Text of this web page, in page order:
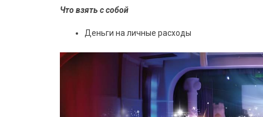
Что взять с собой
Деньги на личные расходы